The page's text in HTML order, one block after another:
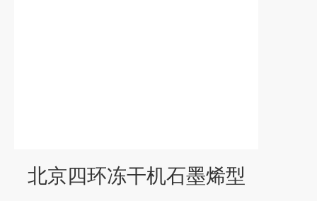
北京四环冻干机石墨烯型